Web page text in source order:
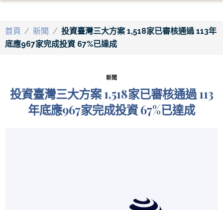
首頁 / 新聞 / 投資臺灣三大方案 1,518家已審核通過 113年
底應967家完成投資 67%已達成
新聞
投資臺灣三大方案 1,518家已審核通過 113
年底應967家完成投資 67%已達成